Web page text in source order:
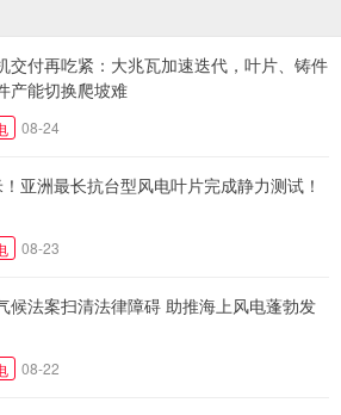
交付再吃紧：大兆瓦加速迭代，叶片、铸件
产能切换爬坡难
08-24
亚洲最长抗台型风电叶片完成静力测试！
08-23
候法案扫清法律障碍 助推海上风电蓬勃发
08-22